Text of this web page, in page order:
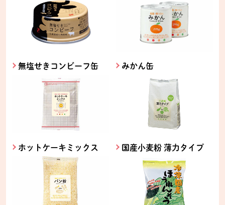
無塩せきコンビーフ缶 みかん缶
ホットケーキミックス 国産小麦粉 薄力タイプ